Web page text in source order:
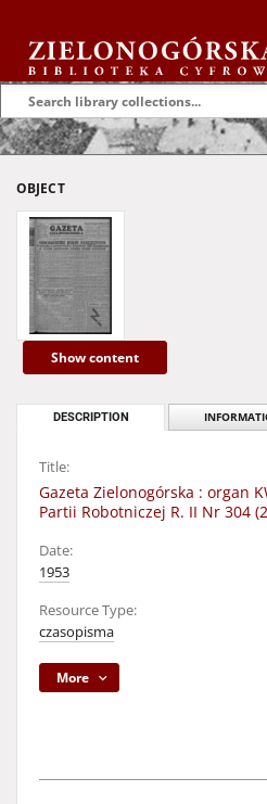
OBJECT
Show content
DESCRIPTION
Title:
Gazeta Zielonogórska : organ
Partii Robotniczej R. II Nr 304
Date:
1953
Resource Type:
czasopisma
More